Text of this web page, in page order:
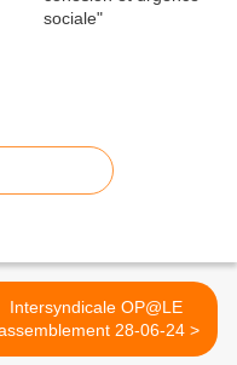
Intersyndicale OP@LE
rassemblement 28-06-24 >